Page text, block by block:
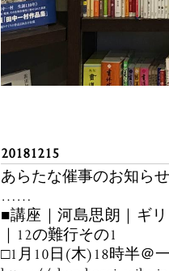
20181215
あらたな催事のお知ら
……
■講座｜河島思朗｜ギ
｜12の難行その1
□1月10日(木)18時半＠